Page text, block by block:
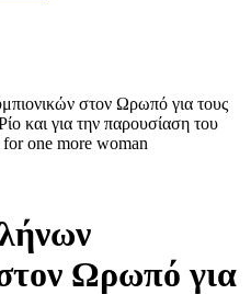
στον Ωρωπό για τους
και για την παρουσίαση του
one more woman
Ωρωπό για